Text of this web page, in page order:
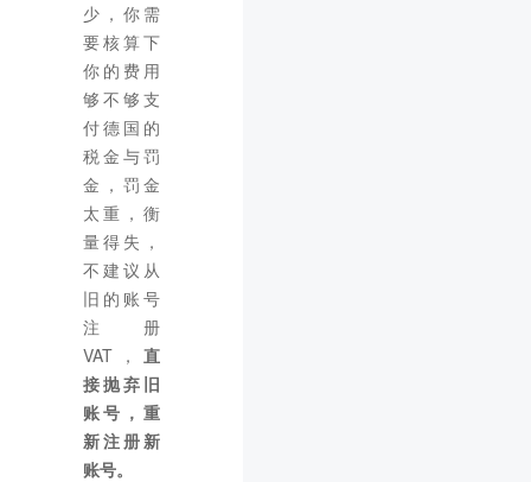
少，你需
要核算下
你的费用
够不够支
付德国的
税金与罚
金，罚金
太重，衡
量得失，
不建议从
旧的账号
注册
VAT， 直
接抛弃旧
账号，重
新注册新
账号。